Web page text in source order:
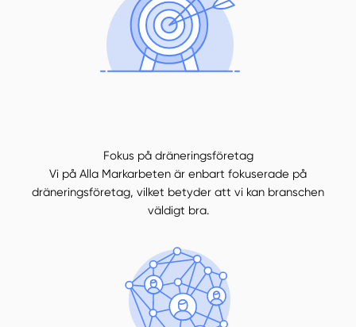
Fokus på dräneringsföretag
Vi på Alla Markarbeten är enbart fokuserade på
dräneringsföretag, vilket betyder att vi kan branschen
väldigt bra.